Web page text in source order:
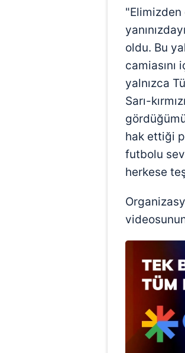
"Elimizden
oldu. Bu
yalnızca
Sarı-
hak ettiği
futbolu
herkese